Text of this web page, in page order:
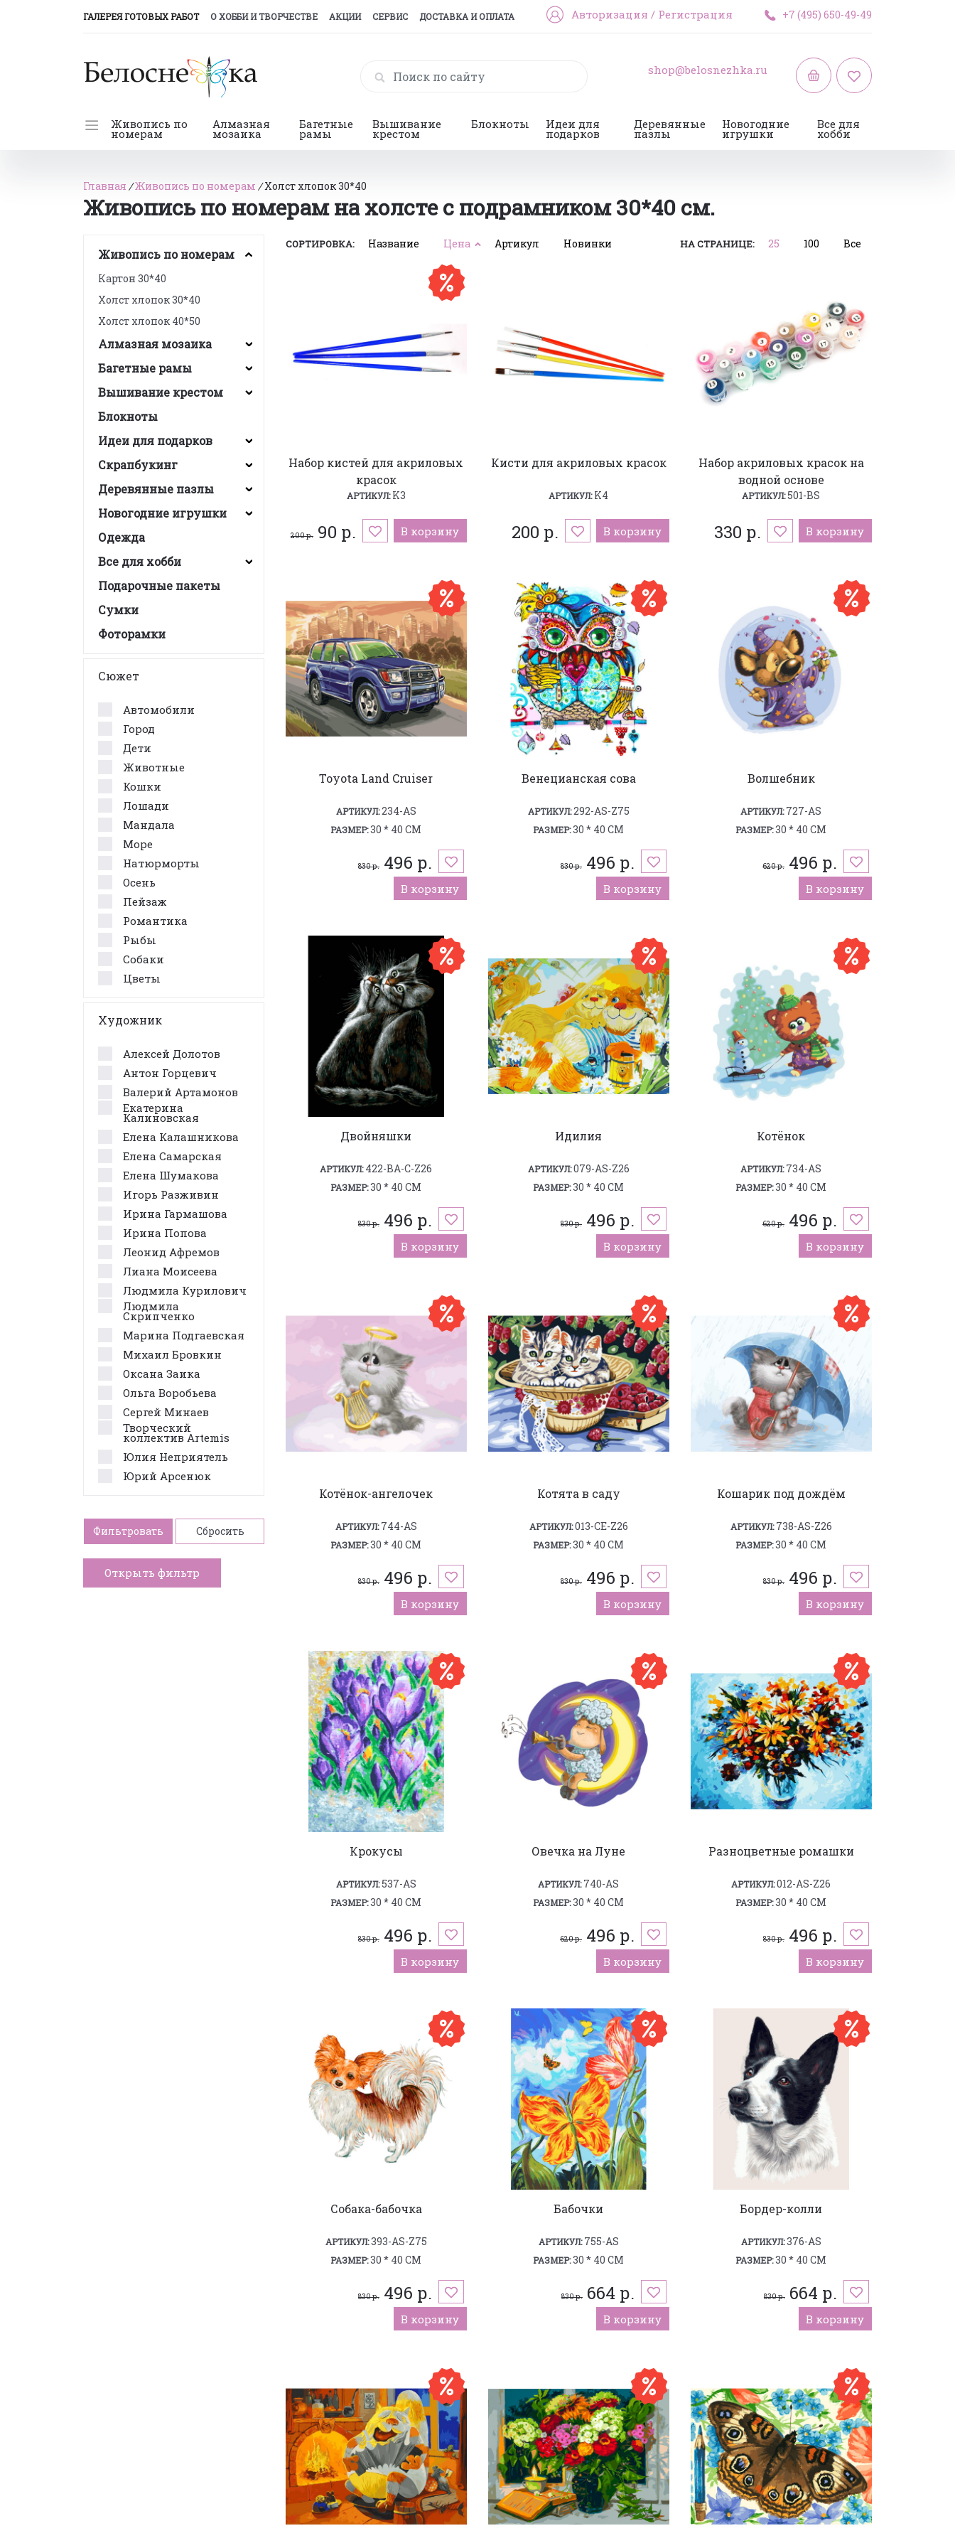
ГАЛЕРЕЯ ГОТОВЫХ РАБОТ(CURRENT)
О ХОББИ И ТВОРЧЕСТВЕ АКЦИИ СЕРВИС ДОСТАВКА И ОПЛАТА Авторизация / Регистрация +7 (495) 650-49-49
shop@belosnezhka.ru
Живопись по
номерам
Алмазная
мозаика
Багетные
рамы
Вышивание
крестом
Блокноты Идеи для
подарков
Деревянные
пазлы
Новогодние
игрушки
Все для
хобби
Главная /Живопись по номерам /Холст хлопок 30*40
Живопись по номерам на холсте с подрамником 30*40 см.
Живопись по номерам
Картон 30*40
Холст хлопок 30*40
Холст хлопок 40*50
Алмазная мозаика
Багетные рамы
Вышивание крестом
Блокноты
Идеи для подарков
Скрапбукинг
Деревянные пазлы
Новогодние игрушки
Одежда
Все для хобби
Подарочные пакеты
Сумки
Фоторамки
Сюжет
Автомобили
Город
Дети
Животные
Кошки
Лошади
Мандала
Море
Натюрморты
Осень
Пейзаж
Романтика
Рыбы
Собаки
Цветы
Художник
Алексей Долотов
Антон Горцевич
Валерий Артамонов
Екатерина
Калиновская
Елена Калашникова
Елена Самарская
Елена Шумакова
Игорь Разживин
Ирина Гармашова
Ирина Попова
Леонид Афремов
Лиана Моисеева
Людмила Курилович
Людмила
Скрипченко
Марина Подгаевская
Михаил Бровкин
Оксана Заика
Ольга Воробьева
Сергей Минаев
Творческий
коллектив Artemis
Юлия Неприятель
Юрий Арсенюк
Фильтровать Сбросить
Открыть фильтр
СОРТИРОВКА: Название Цена Артикул Новинки НА СТРАНИЦЕ: 25 100 Все
Набор кистей для акриловых
красок
АРТИКУЛ:K3
200 р.90 р. В корзину
Кисти для акриловых красок
АРТИКУЛ:K4
200 р. В корзину
Набор акриловых красок на
водной основе
АРТИКУЛ:501-BS
330 р. В корзину
Toyota Land Cruiser
АРТИКУЛ:234-AS
РАЗМЕР:30 * 40 СМ
830 р.496 р.
В корзину
Венецианская сова
АРТИКУЛ:292-AS-Z75
РАЗМЕР:30 * 40 СМ
830 р.496 р.
В корзину
Волшебник
АРТИКУЛ:727-AS
РАЗМЕР:30 * 40 СМ
620 р.496 р.
В корзину
Двойняшки
АРТИКУЛ:422-BA-C-Z26
РАЗМЕР:30 * 40 СМ
830 р.496 р.
В корзину
Идилия
АРТИКУЛ:079-AS-Z26
РАЗМЕР:30 * 40 СМ
830 р.496 р.
В корзину
Котёнок
АРТИКУЛ:734-AS
РАЗМЕР:30 * 40 СМ
620 р.496 р.
В корзину
Котёнок-ангелочек
АРТИКУЛ:744-AS
РАЗМЕР:30 * 40 СМ
830 р.496 р.
В корзину
Котята в саду
АРТИКУЛ:013-CE-Z26
РАЗМЕР:30 * 40 СМ
830 р.496 р.
В корзину
Кошарик под дождём
АРТИКУЛ:738-AS-Z26
РАЗМЕР:30 * 40 СМ
830 р.496 р.
В корзину
Крокусы
АРТИКУЛ:537-AS
РАЗМЕР:30 * 40 СМ
830 р.496 р.
В корзину
Овечка на Луне
АРТИКУЛ:740-AS
РАЗМЕР:30 * 40 СМ
620 р.496 р.
В корзину
Разноцветные ромашки
АРТИКУЛ:012-AS-Z26
РАЗМЕР:30 * 40 СМ
830 р.496 р.
В корзину
Собака-бабочка
АРТИКУЛ:393-AS-Z75
РАЗМЕР:30 * 40 СМ
830 р.496 р.
В корзину
Бабочки
АРТИКУЛ:755-AS
РАЗМЕР:30 * 40 СМ
830 р.664 р.
В корзину
Бордер-колли
АРТИКУЛ:376-AS
РАЗМЕР:30 * 40 СМ
830 р.664 р.
В корзину